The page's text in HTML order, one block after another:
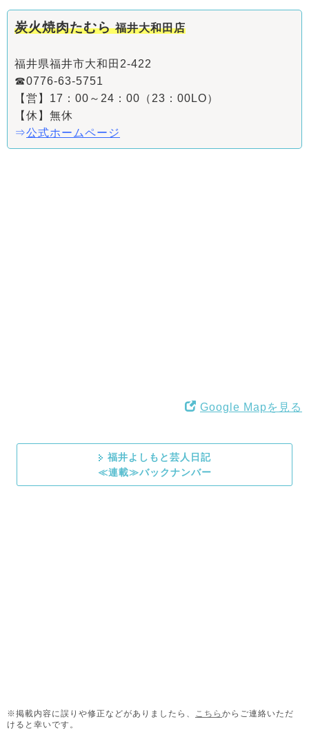
炭火焼肉たむら福井大和田店
福井県福井市大和田2-422
☎0776-63-5751
【営】17：00～24：00（23：00LO）
【休】無休
⇒公式ホームページ
Google Mapを見る
福井よしもと芸人日記
≪連載≫バックナンバー
※掲載内容に誤りや修正などがありましたら、 こちら からご連絡いただ
けると幸いです。